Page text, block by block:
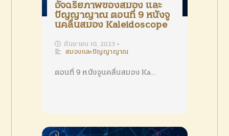
อัจฉริยภาพของสมอง และ
ปัญญาญาณ ตอนที่ 9 หนังจู
นคลื่นสมอง Kaleidoscope
กันยายน 10, 2023 •
สมองและปัญญาญาณ
ตอนที่ 9 หนังจูนคลื่นสมอง Ka…